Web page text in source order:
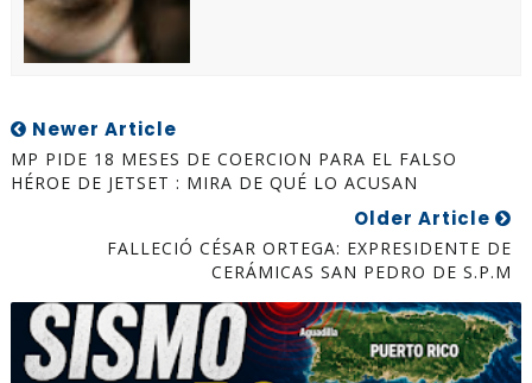
Newer Article
MP PIDE 18 MESES DE COERCION PARA EL FALSO
HÉROE DE JETSET : MIRA DE QUÉ LO ACUSAN
Older Article
FALLECIÓ CÉSAR ORTEGA: EXPRESIDENTE DE
CERÁMICAS SAN PEDRO DE S.P.M